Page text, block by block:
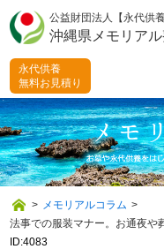
公益財団法人【永代供
沖縄県メモリア
永代供養
無料お見積り
> メモリアルコラム >
法事での服装マナー。お通夜や
ID:4083